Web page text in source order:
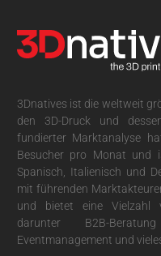
3Dnatives ist die weltweit
den 3D-Druck und
fundierter Marktanalyse
Besucher pro Monat und
Spanisch, Italienisch und
mit führenden
und bietet eine Vielzahl
darunter B2B-
Eventmanagement und